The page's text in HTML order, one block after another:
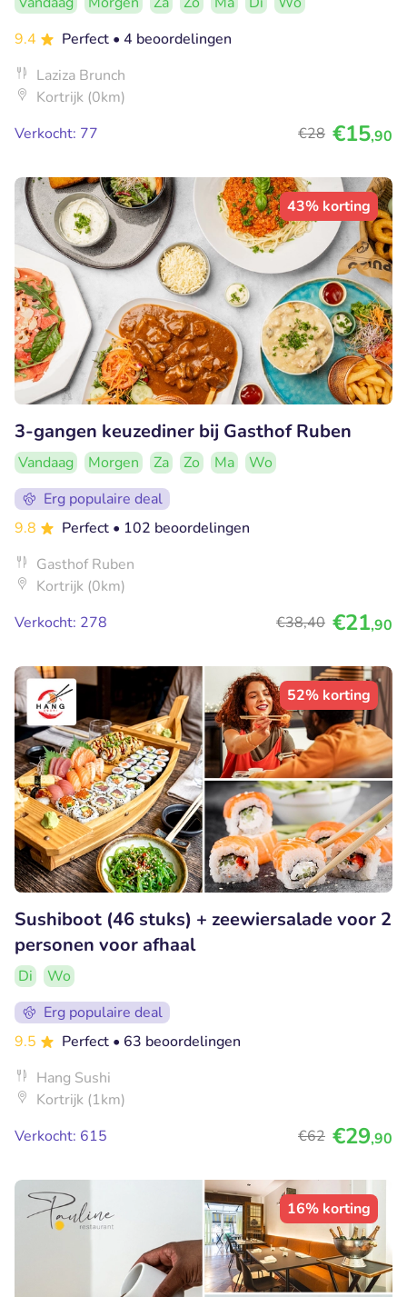
9.4
Perfect • 4 beoordelingen
Laziza Brunch
Kortrijk (0km)
Verkocht: 77
€28 €15,90
43% korting
3-gangen keuzediner bij Gasthof Ruben
Vandaag Morgen Za Zo Ma
Wo
Erg populaire deal
9.8
Perfect • 102 beoordelingen
Gasthof Ruben
Kortrijk (0km)
Verkocht: 278
€38,40 €21,90
52% korting
Sushiboot (46 stuks) + zeewiersalade voor 2
personen voor afhaal
Di
Wo
Erg populaire deal
9.5
Perfect • 63 beoordelingen
Hang Sushi
Kortrijk (1km)
Verkocht: 615
€62 €29,90
16% korting